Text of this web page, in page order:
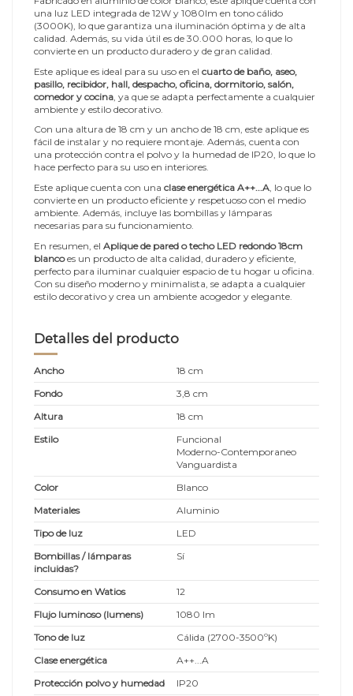
una luz LED integrada de 12W y 1080lm en tono cálido
(3000K), lo que garantiza una iluminación óptima y de alta
calidad. Además, su vida útil es de 30.000 horas, lo que lo
convierte en un producto duradero y de gran calidad.
Este aplique es ideal para su uso en el cuarto de baño, aseo,
pasillo, recibidor, hall, despacho, oficina, dormitorio, salón,
comedor y cocina , ya que se adapta perfectamente a cualquier
ambiente y estilo decorativo.
Con una altura de 18 cm y un ancho de 18 cm, este aplique es
fácil de instalar y no requiere montaje. Además, cuenta con
una protección contra el polvo y la humedad de IP20, lo que lo
hace perfecto para su uso en interiores.
Este aplique cuenta con una clase energética A++...A , lo que lo
convierte en un producto eficiente y respetuoso con el medio
ambiente. Además, incluye las bombillas y lámparas
necesarias para su funcionamiento.
En resumen, el Aplique de pared o techo LED redondo 18cm
blancoes un producto de alta calidad, duradero y eficiente,
perfecto para iluminar cualquier espacio de tu hogar u oficina.
Con su diseño moderno y minimalista, se adapta a cualquier
estilo decorativo y crea un ambiente acogedor y elegante.
Detalles del producto
Ancho
18 cm
Fondo
3,8 cm
Altura
18 cm
Estilo
Funcional
Moderno-Contemporaneo
Vanguardista
Color
Blanco
Materiales
Aluminio
Tipo de luz
LED
Bombillas / lámparas
incluidas?
Sí
Consumo en Watios
12
Flujo luminoso (lumens)
1080 lm
Tono de luz
Cálida (2700-3500ºK)
Clase energética
A++...A
Protección polvo y humedad
IP20